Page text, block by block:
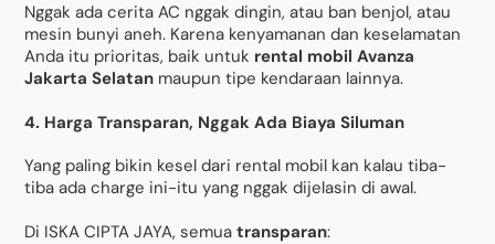
Nggak ada cerita AC nggak dingin, atau ban benjol, atau
mesin bunyi aneh. Karena kenyamanan dan keselamatan
Anda itu prioritas, baik untuk rental mobil Avanza
Jakarta Selatan maupun tipe kendaraan lainnya.
4. Harga Transparan, Nggak Ada Biaya Siluman
Yang paling bikin kesel dari rental mobil kan kalau tiba-
tiba ada charge ini-itu yang nggak dijelasin di awal.
Di ISKA CIPTA JAYA, semuatransparan: